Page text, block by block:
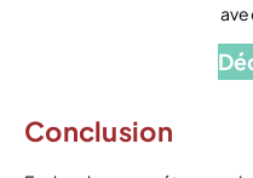
Conclusion